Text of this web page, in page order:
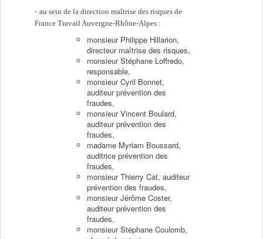
au sein de la direction maîtrise des risques de
France Travail Auvergne-Rhône-Alpes :
monsieur Philippe Hillarion,
directeur maîtrise des risques,
monsieur Stéphane Loffredo,
responsable,
monsieur Cyril Bonnet,
auditeur prévention des
fraudes,
monsieur Vincent Boulard,
auditeur prévention des
fraudes,
madame Myriam Boussard,
auditrice prévention des
fraudes,
monsieur Thierry Cat, auditeur
prévention des fraudes,
monsieur Jérôme Coster,
auditeur prévention des
fraudes,
monsieur Stéphane Coulomb,